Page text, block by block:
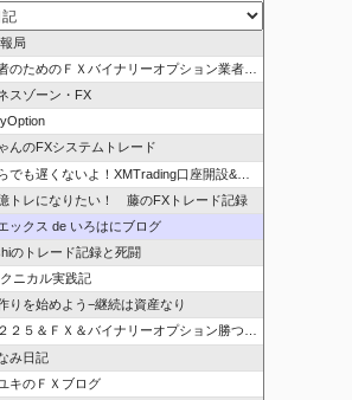
局
のためのＦＸバイナリーオプション業者比較.com
スゾーン・FX
んのFXシステムトレード
も遅くないよ！XMTrading口座開設&攻略ブログ
トレになりたい！ 藤のFXトレード記録
ックス de いろはにブログ
のトレード記録と死闘
ニカル実践記
りを始めよう−継続は資産なり
２５＆ＦＸ＆バイナリーオプション勝つための
み日記
キのＦＸブログ